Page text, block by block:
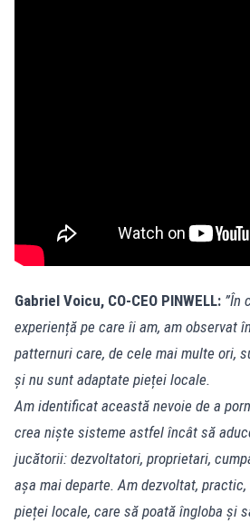
Gabriel Voicu, CO-CEO PINWELL: ”În
experiență pe care îi am, am observat
patternuri care, de cele mai multe ori,
și nu sunt adaptate pieței locale.
Am identificat această nevoie de a
crea niște sisteme astfel încât să
jucătorii: dezvoltatori, proprietari,
așa mai departe. Am dezvoltat,
pieței locale, care să poată îngloba și